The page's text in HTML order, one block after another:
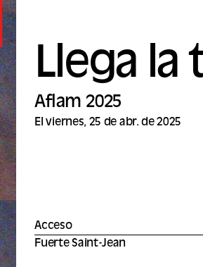
Llega la
Aflam 2025
El viernes, 25 de abr. de 2025
Acceso
Fuerte Saint-Jean